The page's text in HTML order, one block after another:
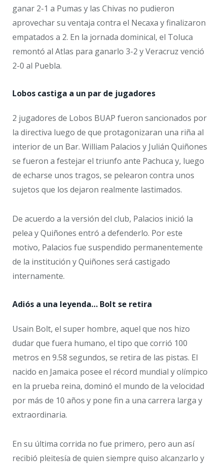
ganar 2-1 a Pumas y las Chivas no pudieron
aprovechar su ventaja contra el Necaxa y finalizaron
empatados a 2. En la jornada dominical, el Toluca
remontó al Atlas para ganarlo 3-2 y Veracruz venció
2-0 al Puebla.
Lobos castiga a un par de jugadores
2 jugadores de Lobos BUAP fueron sancionados por
la directiva luego de que protagonizaran una riña al
interior de un Bar. William Palacios y Julián Quiñones
se fueron a festejar el triunfo ante Pachuca y, luego
de echarse unos tragos, se pelearon contra unos
sujetos que los dejaron realmente lastimados.
De acuerdo a la versión del club, Palacios inició la
pelea y Quiñones entró a defenderlo. Por este
motivo, Palacios fue suspendido permanentemente
de la institución y Quiñones será castigado
internamente.
Adiós a una leyenda… Bolt se retira
Usain Bolt, el super hombre, aquel que nos hizo
dudar que fuera humano, el tipo que corrió 100
metros en 9.58 segundos, se retira de las pistas. El
nacido en Jamaica posee el récord mundial y olímpico
en la prueba reina, dominó el mundo de la velocidad
por más de 10 años y pone fin a una carrera larga y
extraordinaria.
En su última corrida no fue primero, pero aun así
recibió pleitesía de quien siempre quiso alcanzarlo y